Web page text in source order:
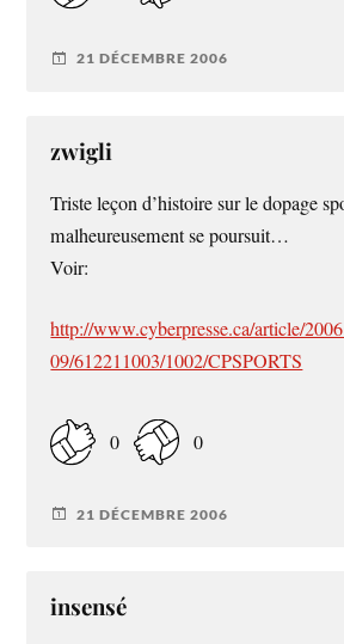
21 DÉCEMBRE 2006
zwigli
Triste leçon d’histoire sur le dopage
malheureusement se poursuit…
Voir:
http://www.cyberpresse.ca/article/
09/612211003/1002/CPSPORTS
0 0
21 DÉCEMBRE 2006
insensé